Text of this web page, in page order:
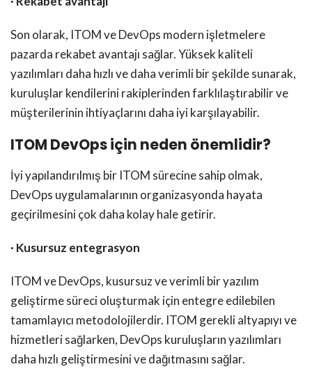
Son olarak, ITOM ve DevOps modern işletmelere
pazarda rekabet avantajı sağlar. Yüksek kaliteli
yazılımları daha hızlı ve daha verimli bir şekilde sunarak,
kuruluşlar kendilerini rakiplerinden farklılaştırabilir ve
müşterilerinin ihtiyaçlarını daha iyi karşılayabilir.
ITOM DevOps için neden önemlidir?
İyi yapılandırılmış bir ITOM sürecine sahip olmak,
DevOps uygulamalarının organizasyonda hayata
geçirilmesini çok daha kolay hale getirir.
· Kusursuz entegrasyon
ITOM ve DevOps, kusursuz ve verimli bir yazılım
geliştirme süreci oluşturmak için entegre edilebilen
tamamlayıcı metodolojilerdir. ITOM gerekli altyapıyı ve
hizmetleri sağlarken, DevOps kuruluşların yazılımları
daha hızlı geliştirmesini ve dağıtmasını sağlar.